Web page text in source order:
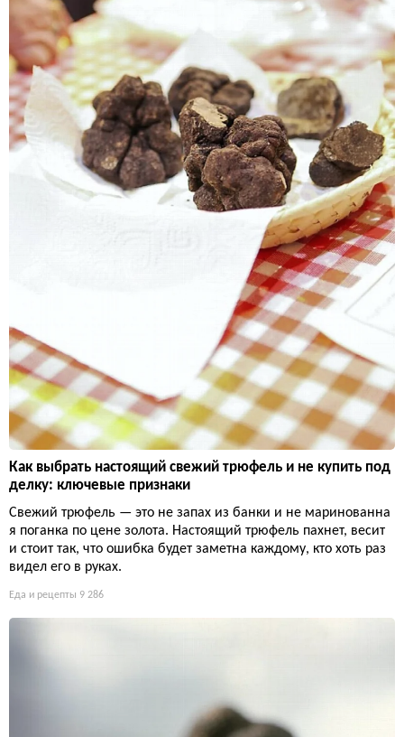
Как выбрать настоящий свежий трюфель и не купить под
делку: ключевые признаки
Свежий трюфель — это не запах из банки и не маринованна
я поганка по цене золота. Настоящий трюфель пахнет, весит
и стоит так, что ошибка будет заметна каждому, кто хоть раз
видел его в руках.
Еда и рецепты 9 286